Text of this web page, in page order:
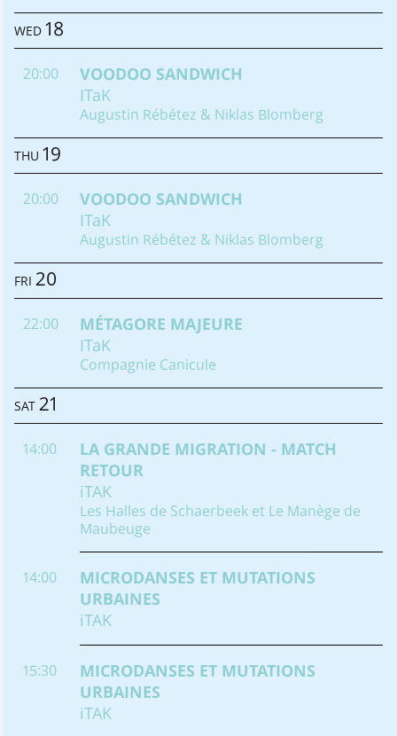
WED 18
20:00
VOODOO SANDWICH
ITaK
Augustin Rébétez & Niklas Blomberg
THU 19
20:00
VOODOO SANDWICH
ITaK
Augustin Rébétez & Niklas Blomberg
FRI 20
22:00
MÉTAGORE MAJEURE
ITaK
Compagnie Canicule
SAT 21
14:00
LA GRANDE MIGRATION - MATCH
RETOUR
iTAK
Les Halles de Schaerbeek et Le Manège de
Maubeuge
14:00
MICRODANSES ET MUTATIONS
URBAINES
iTAK
15:30
MICRODANSES ET MUTATIONS
URBAINES
iTAK